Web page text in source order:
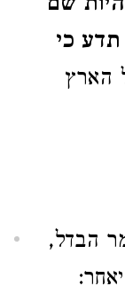
כי
הארץ
הבדל,